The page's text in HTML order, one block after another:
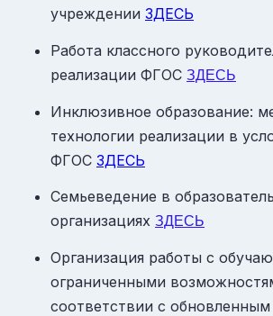
учреждении ЗДЕСЬ
Работа классного
реализации ФГОС ЗДЕСЬ
Инклюзивное образование:
технологии реализации в
ФГОС ЗДЕСЬ
Семьеведение в
организациях ЗДЕСЬ
Организация работы с
ограниченными
соответствии с